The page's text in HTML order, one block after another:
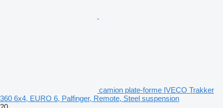
camion plate-forme IVECO Trakker
360 6x4, EURO 6, Palfinger, Remote, Steel suspension